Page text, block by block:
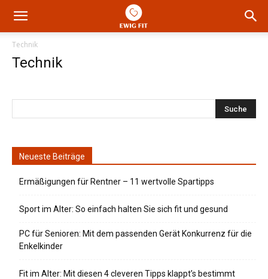
Technik
Technik
Neueste Beiträge
Ermäßigungen für Rentner – 11 wertvolle Spartipps
Sport im Alter: So einfach halten Sie sich fit und gesund
PC für Senioren: Mit dem passenden Gerät Konkurrenz für die
Enkelkinder
Fit im Alter: Mit diesen 4 cleveren Tipps klappt’s bestimmt